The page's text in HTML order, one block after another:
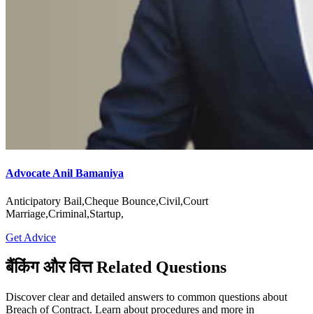
Advocate Anil Bamaniya
Anticipatory Bail,Cheque Bounce,Civil,Court
Marriage,Criminal,Startup,
Get Advice
बैंकिंग और वित्त Related Questions
Discover clear and detailed answers to common questions about
Breach of Contract. Learn about procedures and more in